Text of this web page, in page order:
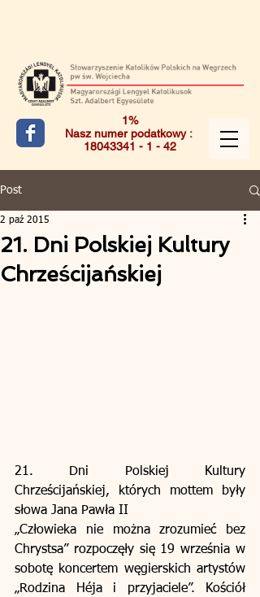
1%
Nasz numer podatkowy :
18043341 - 1 - 42
Post
21. Dni Polskiej Kultury
Chrześcijańskiej
2 paź 2015
21. Dni Polskiej Kultury
Chrześcijańskiej, których mottem były
słowa Jana Pawła II
„Człowieka nie można zrozumieć bez
Chrystsa” rozpoczęły się 19 września w
sobotę koncertem węgierskich artystów
„Rodzina Héja i przyjaciele”. Kościół